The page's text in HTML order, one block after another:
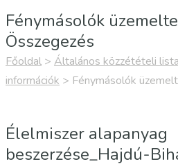
Fénymásolók
Összegezés
Főoldal > Általános közzétételi lista
információk > Fénymásolók
Élelmiszer alapanyag
beszerzése_Hajdú-